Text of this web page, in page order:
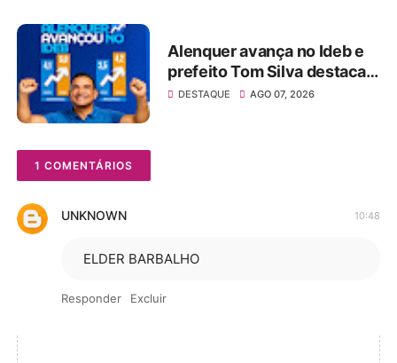
Alenquer avança no Ideb e
prefeito Tom Silva destaca
investimentos na educação
DESTAQUE AGO 07, 2026
1 COMENTÁRIOS
UNKNOWN 10:48
ELDER BARBALHO
Responder Excluir